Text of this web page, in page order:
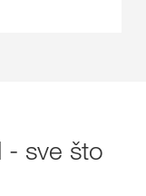
- sve što